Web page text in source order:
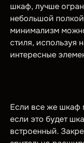
шкаф, лучше
небольшой
минимализм
стиля, используя
интересные
Если все же шкаф
если это будет
встроенный.